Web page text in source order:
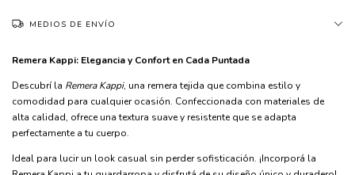
MEDIOS DE ENVÍO
Remera Kappi: Elegancia y Confort en Cada Puntada
Descubrí la Remera Kappi, una remera tejida que combina estilo y
comodidad para cualquier ocasión. Confeccionada con materiales de
alta calidad, ofrece una textura suave y resistente que se adapta
perfectamente a tu cuerpo.
Ideal para lucir un look casual sin perder sofisticación. ¡Incorporá la